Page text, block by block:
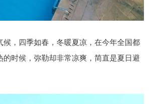
候，四季如春，冬暖夏凉，在今年全国都
时候，弥勒却非常凉爽，简直是夏日避